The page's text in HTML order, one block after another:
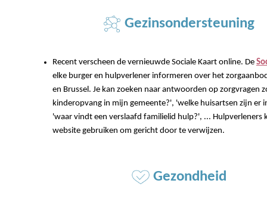
Gezinsondersteuning
Recent verscheen de vernieuwde Sociale Kaart online. De
elke burger en hulpverlener informeren over het
en Brussel. Je kan zoeken naar antwoorden op zorgvragen
kinderopvang in mijn gemeente?', 'welke huisartsen zijn er
'waar vindt een verslaafd familielid hulp?', ... Hulpverleners
website gebruiken om gericht door te verwijzen.
Gezondheid